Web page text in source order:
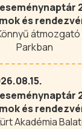
és
Parkban
és
Akadémia